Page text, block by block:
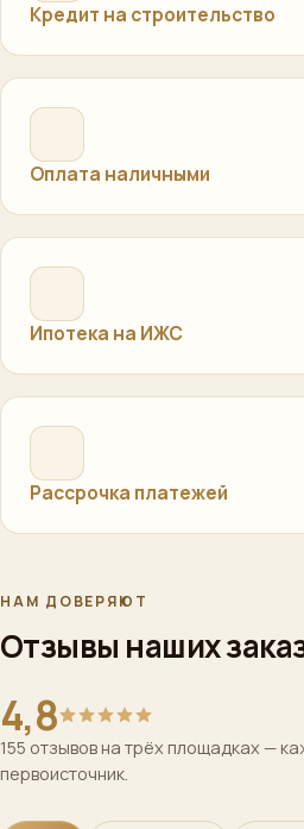
Кредит на строительство
Оплата наличными
Ипотека на ИЖС
Рассрочка платежей
НАМ ДОВЕРЯЮТ
Отзывы наших
4,8
155 отзывов на трёх площадках —
первоисточник.